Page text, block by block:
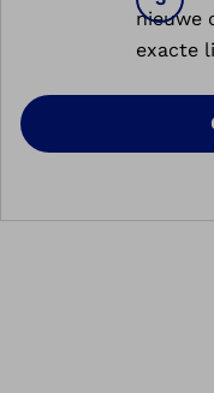
nieuwe
exacte